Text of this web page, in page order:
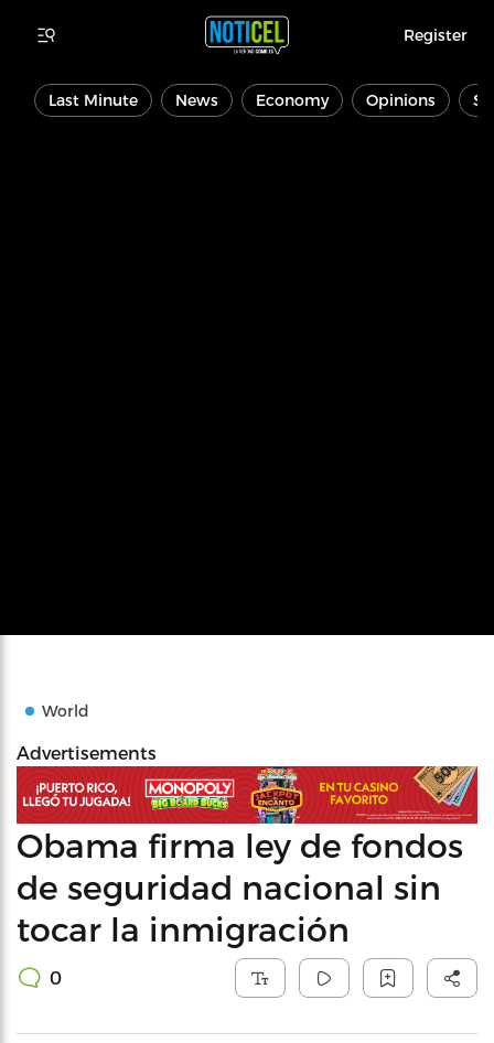
Register
Last Minute News Economy Opinions
World
Advertisements
Obama firma ley de fondos
de seguridad nacional sin
tocar la inmigración
0